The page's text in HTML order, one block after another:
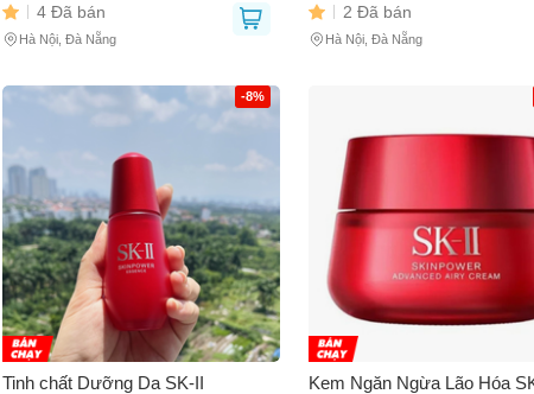
4 Đã bán
Hà Nội, Đà Nẵng
2 Đã bán
Hà Nội, Đà Nẵng
-8%
Tinh chất Dưỡng Da SK-II
Kem Ngăn Ngừa Lão Hóa
Hãy báo lỗi cho chúng tôi. Hoặc gọi cho chúng
Số điện thoại(*)
Email
Vấn đề bạn gặp phải